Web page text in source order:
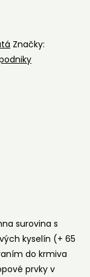
Značky:
surovina s
kyselín (+ 65
do krmiva
prvky v